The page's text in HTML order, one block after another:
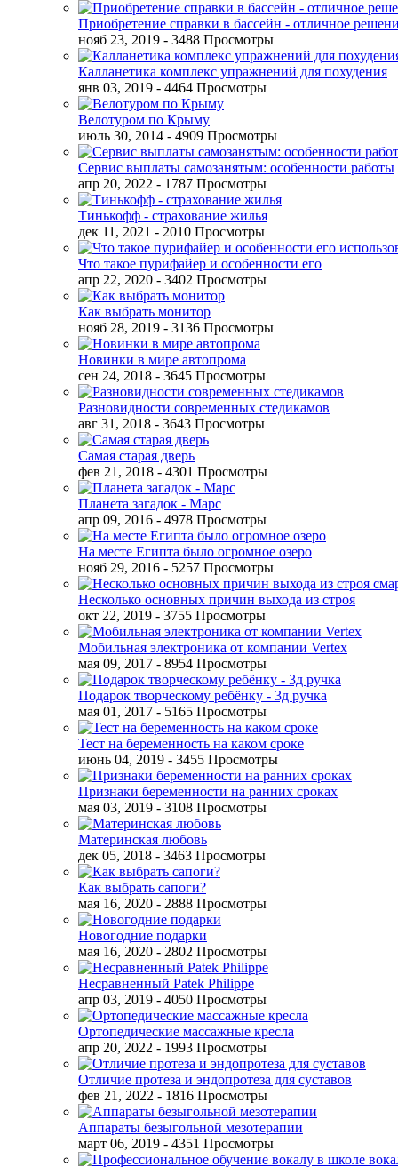
Приобретение справки в бассейн - отличное
нояб 23, 2019 - 3488 Просмотры
Калланетика комплекс упражнений для похудения
янв 03, 2019 - 4464 Просмотры
Велотуром по Крыму
июль 30, 2014 - 4909 Просмотры
Сервис выплаты самозанятым: особенности работы
апр 20, 2022 - 1787 Просмотры
Тинькофф - страхование жилья
дек 11, 2021 - 2010 Просмотры
Что такое пурифайер и особенности его
апр 22, 2020 - 3402 Просмотры
Как выбрать монитор
нояб 28, 2019 - 3136 Просмотры
Новинки в мире автопрома
сен 24, 2018 - 3645 Просмотры
Разновидности современных стедикамов
авг 31, 2018 - 3643 Просмотры
Самая старая дверь
фев 21, 2018 - 4301 Просмотры
Планета загадок - Марс
апр 09, 2016 - 4978 Просмотры
На месте Египта было огромное озеро
нояб 29, 2016 - 5257 Просмотры
Несколько основных причин выхода из строя
окт 22, 2019 - 3755 Просмотры
Мобильная электроника от компании Vertex
мая 09, 2017 - 8954 Просмотры
Подарок творческому ребёнку - 3д ручка
мая 01, 2017 - 5165 Просмотры
Тест на беременность на каком сроке
июнь 04, 2019 - 3455 Просмотры
Признаки беременности на ранних сроках
мая 03, 2019 - 3108 Просмотры
Материнская любовь
дек 05, 2018 - 3463 Просмотры
Как выбрать сапоги?
мая 16, 2020 - 2888 Просмотры
Новогодние подарки
мая 16, 2020 - 2802 Просмотры
Несравненный Patek Philippe
апр 03, 2019 - 4050 Просмотры
Ортопедические массажные кресла
апр 20, 2022 - 1993 Просмотры
Отличие протеза и эндопротеза для суставов
фев 21, 2022 - 1816 Просмотры
Аппараты безыгольной мезотерапии
март 06, 2019 - 4351 Просмотры